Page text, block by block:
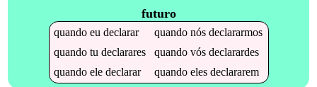
futuro
quandoeudeclarar quandonósdeclararmos
quandotudeclarares quandovósdeclarardes
quandoeledeclarar quandoelesdeclararem